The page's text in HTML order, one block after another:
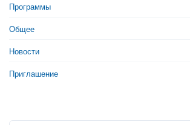
Программы
Общее
Новости
Приглашение